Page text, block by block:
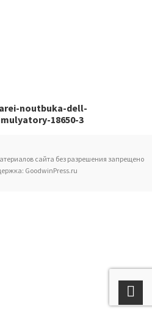
noutbuka-dell-
18650-3
сайта без разрешения запрещено
GoodwinPress.ru